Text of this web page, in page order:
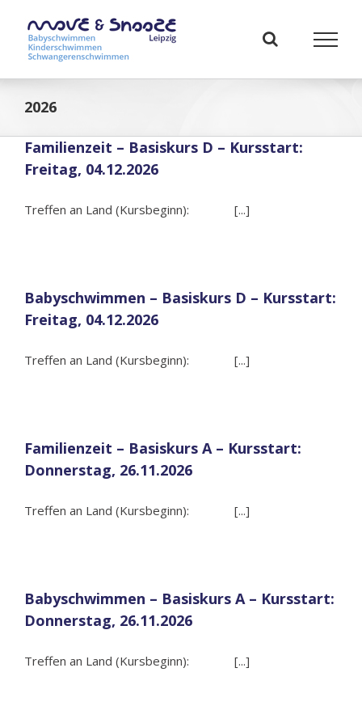
Inhalt
springen
2026
Familienzeit – Basiskurs D – Kursstart:
Freitag, 04.12.2026
Treffen an Land (Kursbeginn): [...]
Babyschwimmen – Basiskurs D – Kursstart:
Freitag, 04.12.2026
Treffen an Land (Kursbeginn): [...]
Familienzeit – Basiskurs A – Kursstart:
Donnerstag, 26.11.2026
Treffen an Land (Kursbeginn): [...]
Babyschwimmen – Basiskurs A – Kursstart:
Donnerstag, 26.11.2026
Treffen an Land (Kursbeginn): [...]